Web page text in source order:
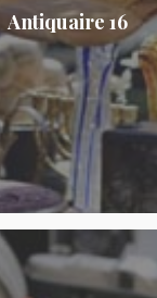
Antiquaire 16